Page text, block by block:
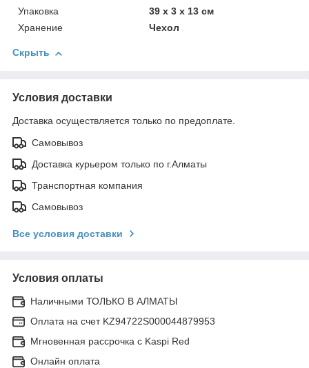
Упаковка
39 x 3 x 13 см
Хранение
Чехол
Скрыть
Условия доставки
Доставка осуществляется только по предоплате.
Самовывоз
Доставка курьером только по г.Алматы
Транспортная компания
Самовывоз
Все условия доставки
Условия оплаты
Наличными ТОЛЬКО В АЛМАТЫ
Оплата на счет KZ94722S000044879953
Мгновенная рассрочка с Kaspi Red
Онлайн оплата